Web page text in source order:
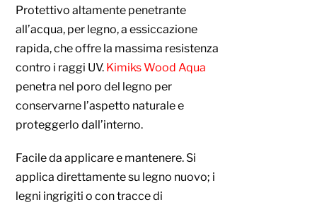
Protettivo altamente penetrante
all’acqua, per legno, a essiccazione
rapida, che offre la massima resistenza
contro i raggi UV. Kimiks Wood Aqua
penetra nel poro del legno per
conservarne l’aspetto naturale e
proteggerlo dall’interno.
Facile da applicare e mantenere. Si
applica direttamente su legno nuovo; i
legni ingrigiti o con tracce di